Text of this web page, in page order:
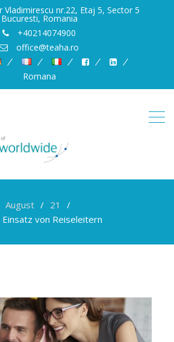
Vladimirescu nr.22, Etaj 5, Sector 5
Bucuresti, Romania
+40214074900
office@teaha.ro
Romana
August
21
von Reiseleitern